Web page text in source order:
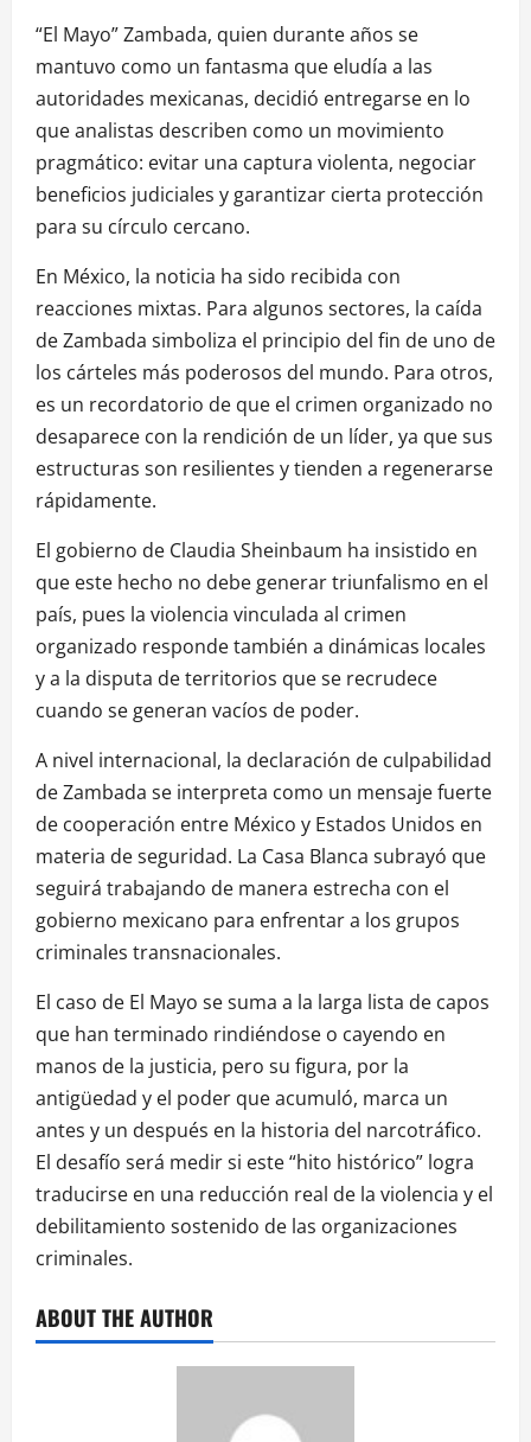
“El Mayo” Zambada, quien durante años se
mantuvo como un fantasma que eludía a las
autoridades mexicanas, decidió entregarse en lo
que analistas describen como un movimiento
pragmático: evitar una captura violenta, negociar
beneficios judiciales y garantizar cierta protección
para su círculo cercano.
En México, la noticia ha sido recibida con
reacciones mixtas. Para algunos sectores, la caída
de Zambada simboliza el principio del fin de uno de
los cárteles más poderosos del mundo. Para otros,
es un recordatorio de que el crimen organizado no
desaparece con la rendición de un líder, ya que sus
estructuras son resilientes y tienden a regenerarse
rápidamente.
El gobierno de Claudia Sheinbaum ha insistido en
que este hecho no debe generar triunfalismo en el
país, pues la violencia vinculada al crimen
organizado responde también a dinámicas locales
y a la disputa de territorios que se recrudece
cuando se generan vacíos de poder.
A nivel internacional, la declaración de culpabilidad
de Zambada se interpreta como un mensaje fuerte
de cooperación entre México y Estados Unidos en
materia de seguridad. La Casa Blanca subrayó que
seguirá trabajando de manera estrecha con el
gobierno mexicano para enfrentar a los grupos
criminales transnacionales.
El caso de El Mayo se suma a la larga lista de capos
que han terminado rindiéndose o cayendo en
manos de la justicia, pero su figura, por la
antigüedad y el poder que acumuló, marca un
antes y un después en la historia del narcotráfico.
El desafío será medir si este “hito histórico” logra
traducirse en una reducción real de la violencia y el
debilitamiento sostenido de las organizaciones
criminales.
ABOUT THE AUTHOR